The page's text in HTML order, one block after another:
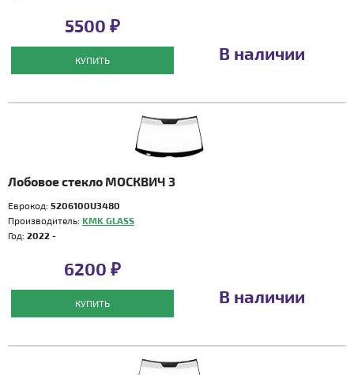
5500 ₽
КУПИТЬ В наличии
Лобовое стекло МОСКВИЧ 3
Еврокод: 5206100U3480
Производитель: KMK GLASS
Год: 2022 -
6200 ₽
КУПИТЬ В наличии